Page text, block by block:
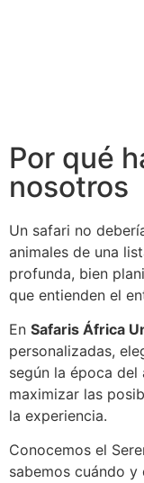
Por qué
nosotros
Un safari no
animales de una
profunda, bien
que entienden el
En Safaris África
personalizadas,
según la época
maximizar las
la experiencia.
Conocemos el
sabemos cuándo